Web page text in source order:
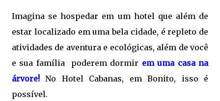
Imagina se hospedar em um hotel que além de
estar localizado em uma bela cidade, é repleto de
atividades de aventura e ecológicas, além de você
e sua família poderem dormir em uma casa na
árvore!No Hotel Cabanas, em Bonito, isso é
possível.